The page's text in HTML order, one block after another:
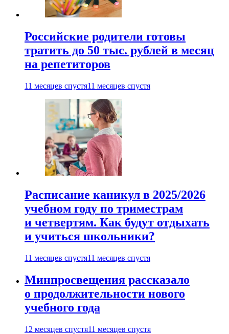
Российские родители готовы
тратить до 50 тыс. рублей в месяц
на репетиторов
11 месяцев спустя11 месяцев спустя
Расписание каникул в 2025/2026
учебном году по триместрам
и четвертям. Как будут отдыхать
и учиться школьники?
11 месяцев спустя11 месяцев спустя
Минпросвещения рассказало
о продолжительности нового
учебного года
12 месяцев спустя11 месяцев спустя